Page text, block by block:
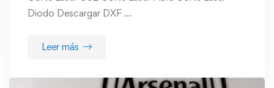
Diodo Descargar DXF …
Leer más